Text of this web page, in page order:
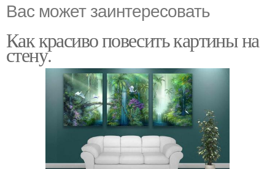
Вас может заинтересовать
Как красиво повесить картины на
стену.